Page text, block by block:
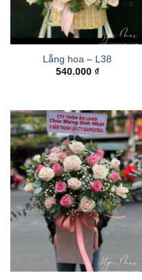
Lẵng hoa – L38
540.000 ₫